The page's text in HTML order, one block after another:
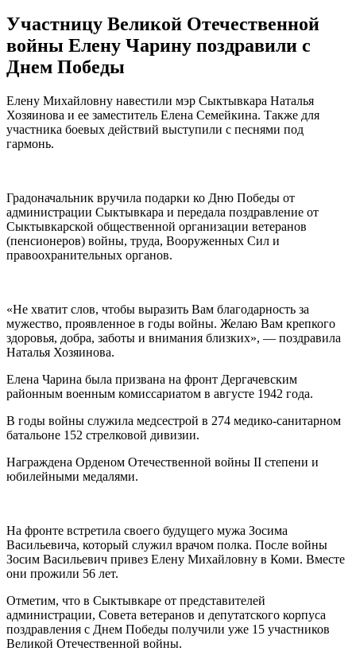
Участницу Великой Отечественной
войны Елену Чарину поздравили с
Днем Победы
Елену Михайловну навестили мэр Сыктывкара Наталья
Хозяинова и ее заместитель Елена Семейкина. Также для
участника боевых действий выступили с песнями под
гармонь.
Градоначальник вручила подарки ко Дню Победы от
администрации Сыктывкара и передала поздравление от
Сыктывкарской общественной организации ветеранов
(пенсионеров) войны, труда, Вооруженных Сил и
правоохранительных органов.
«Не хватит слов, чтобы выразить Вам благодарность за
мужество, проявленное в годы войны. Желаю Вам крепкого
здоровья, добра, заботы и внимания близких», — поздравила
Наталья Хозяинова.
Елена Чарина была призвана на фронт Дергачевским
районным военным комиссариатом в августе 1942 года.
В годы войны служила медсестрой в 274 медико-санитарном
батальоне 152 стрелковой дивизии.
Награждена Орденом Отечественной войны II степени и
юбилейными медалями.
На фронте встретила своего будущего мужа Зосима
Васильевича, который служил врачом полка. После войны
Зосим Васильевич привез Елену Михайловну в Коми. Вместе
они прожили 56 лет.
Отметим, что в Сыктывкаре от представителей
администрации, Совета ветеранов и депутатского корпуса
поздравления с Днем Победы получили уже 15 участников
Великой Отечественной войны.